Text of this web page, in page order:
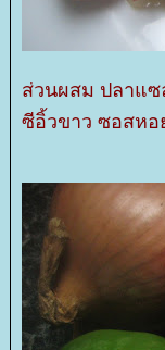
ส่วนผสม ปลาแ
ซีอิ้วขาว ซอสหอ